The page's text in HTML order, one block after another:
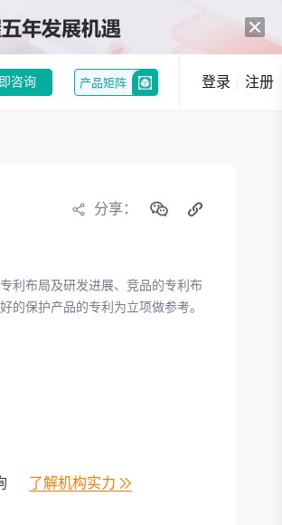
咨询 产品矩阵 登录 注册
分享：
利布局及研发进展、竞品的专利布
的保护产品的专利为立项做参考。
了解机构实力